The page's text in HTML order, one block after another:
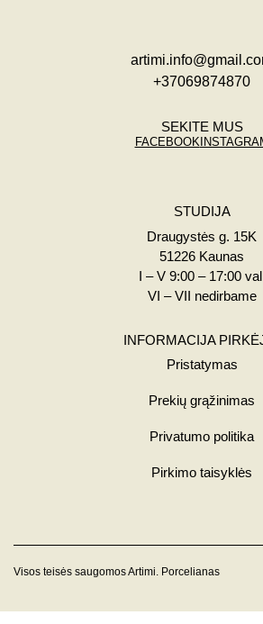
+37069874870
STUDIJA
Draugystės g. 15K
51226 Kaunas
I – V 9:00 – 17:00
VI – VII nedirbame
INFORMACIJA
Pristatymas
Prekių grąžinimas
Privatumo politika
Pirkimo taisyklės
SEKITE MUS
FACEBOOK
Visos teisės saugomos Artimi. Porcelianas